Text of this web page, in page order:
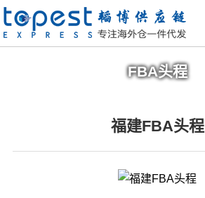
FBA头程
福建FBA头程